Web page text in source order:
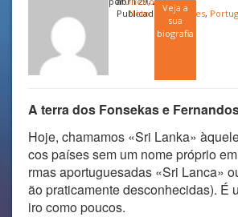
Neto
Veja a
sua
biografia
Publicado emPaíses,
A terra dos Fonsekas e
Hoje, chamamos «Sri Lanka»
cos países sem um nome próprio
rmas aportuguesadas «Sri Lanca»
ão praticamente desconhecidas). É
iro como poucos.